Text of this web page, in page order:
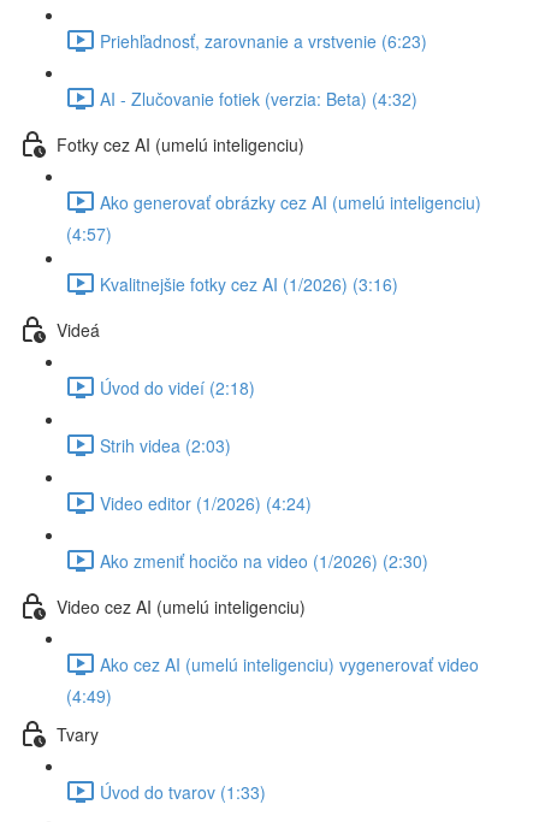
Priehľadnosť, zarovnanie a vrstvenie (6:23)
AI - Zlučovanie fotiek (verzia: Beta) (4:32)
Fotky cez AI (umelú inteligenciu)
Ako generovať obrázky cez AI (umelú inteligenciu)
(4:57)
Kvalitnejšie fotky cez AI (1/2026) (3:16)
Videá
Úvod do videí (2:18)
Strih videa (2:03)
Video editor (1/2026) (4:24)
Ako zmeniť hocičo na video (1/2026) (2:30)
Video cez AI (umelú inteligenciu)
Ako cez AI (umelú inteligenciu) vygenerovať video
(4:49)
Tvary
Úvod do tvarov (1:33)